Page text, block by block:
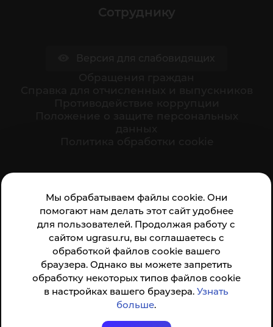
Мы обрабатываем файлы cookie. Они
помогают нам делать этот сайт удобнее
для пользователей. Продолжая работу с
сайтом ugrasu.ru, вы соглашаетесь с
обработкой файлов cookie вашего
браузера. Однако вы можете запретить
обработку некоторых типов файлов cookie
в настройках вашего браузера.Узнать
больше.
Сотруднику
организации:
Анкета доступна по QR-коду, а так же по прямой
ссылке